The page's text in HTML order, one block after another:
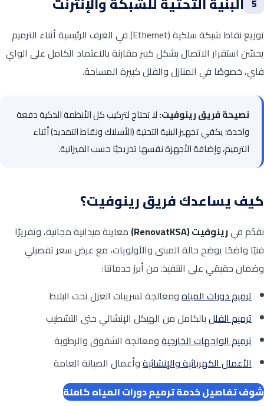
5
توزيع نقاط شبكة سلكية (Ethernet) في الغرف الرئيسية أثناء الترميم
يحسّن استقرار الاتصال بشكل كبير مقارنة بالاعتماد الكامل على الواي
فاي، خصوصًا في المنازل والفلل كبيرة المساحة.
نصيحة فريق رينوفيت:لا تحتاج لتركيب كل الأنظمة الذكية دفعة
واحدة؛ يكفي تجهيز البنية التحتية (الأسلاك ونقاط التمديد) أثناء
الترميم، وإضافة الأجهزة نفسها تدريجيًا حسب الميزانية.
كيف يساعدك فريق رينوفيت؟
نقدّم فيرينوفيت (RenovatKSA)
معاينة ميدانية مجانية، وتقريرًا
فنيًا واضحًا يوضح حالة المبنى والأولويات، مع عرض سعر تفصيلي
وضمان حقيقي على التنفيذ. من أبرز خدماتنا:
ترميم دورات المياهومعالجة تسريبات العزل تحت البلاط
ترميم الفللبالكامل من الهيكل الإنشائي حتى التشطيب
ترميم الواجهات الخارجيةومعالجة الشقوق والرطوبة
الأعمال الكهربائية والإنشائيةوأعمال الصيانة العامة
شوف تفاصيل خدمة ترميم دورات المياه كاملة